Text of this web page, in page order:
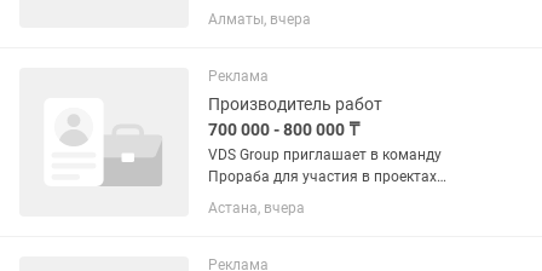
(помощник) на первичную
документацию Каждый день наши
Казахстану и за его пределами. За
каждым рейсом стоят...
Алматы, вчера
Реклама
Производитель работ
700 000 - 800 000 ₸
VDS Group приглашает в команду
Прораба для участия в проектах
гражданского строительства по
Республике Казахстан. 📩
❗️Рассматриваются кандидаты,
Астана, вчера
Реклама